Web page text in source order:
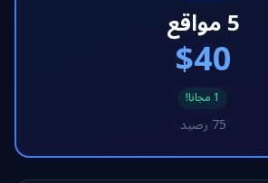
5 مواقع
$40
1 مجانا!
75 رصيد